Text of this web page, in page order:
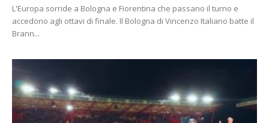
L'Europa sorride a Bologna e Fiorentina che passano il turno e
accedono agli ottavi di finale. Il Bologna di Vincenzo Italiano batte il
Brann...